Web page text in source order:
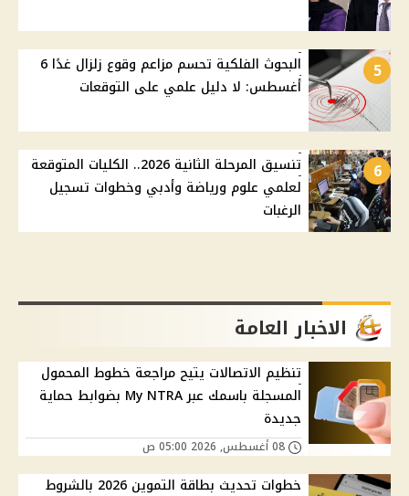
5
البحوث الفلكية تحسم مزاعم وقوع زلزال غدًا 6
أغسطس: لا دليل علمي على التوقعات
6
تنسيق المرحلة الثانية 2026.. الكليات المتوقعة
لعلمي علوم ورياضة وأدبي وخطوات تسجيل
الرغبات
الاخبار العامة
تنظيم الاتصالات يتيح مراجعة خطوط المحمول
المسجلة باسمك عبر My NTRA بضوابط حماية
جديدة
خطوات تحديث بطاقة التموين 2026 بالشروط